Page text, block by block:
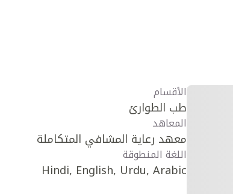
الأقسام
طب الطوارئ
المعاهد
معهد رعاية المشافي المتكاملة
اللغة المنطوقة
Hindi, English, Urdu, Arabic